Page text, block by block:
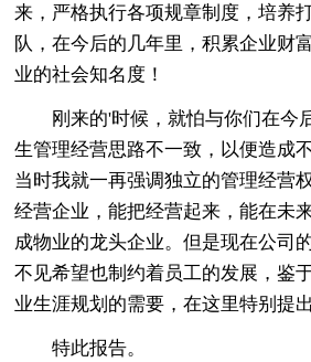
来，严格执行各项规章制度，培养
队，在今后的几年里，积累企业财
业的社会知名度！
刚来的'时候，就怕与你们在今
生管理经营思路不一致，以便造成
当时我就一再强调独立的管理经营
经营企业，能把经营起来，能在未
成物业的龙头企业。但是现在公司
不见希望也制约着员工的发展，鉴
业生涯规划的需要，在这里特别提
特此报告。